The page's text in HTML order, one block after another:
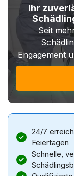
Ihr
Seit
Engagement
24/7
Feiertagen
Schnelle,